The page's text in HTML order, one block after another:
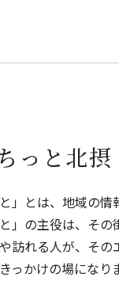
っと北摂
」とは、地域の情
」の主役は、そ
訪れる人が、そ
っかけの場になり